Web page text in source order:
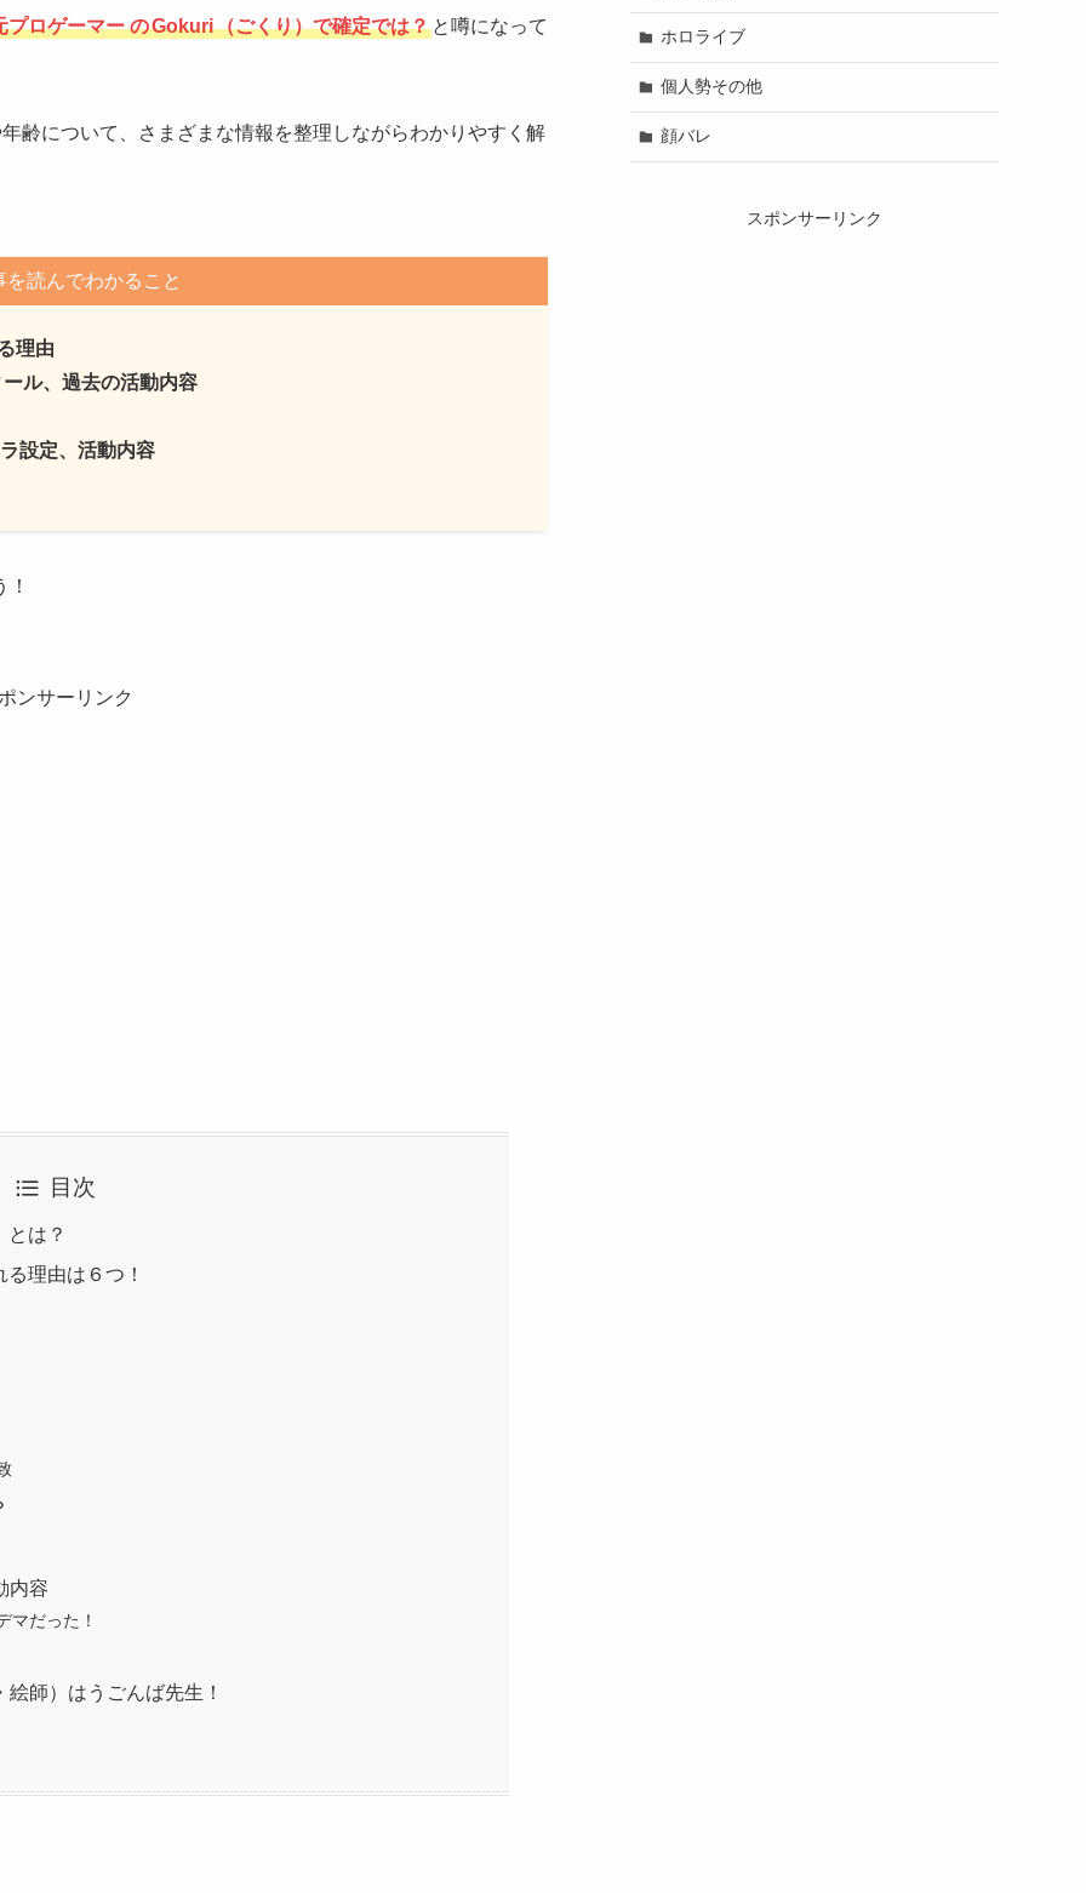
プロゲーマー のGokuri（ごくり）で確定では？ と噂になって
齢について、さまざまな情報を整理しながらわかりやすく解
を読んでわかること
理由
ル、過去の活動内容
設定、活動内容
ンサーリンク
目次
とは？
理由は６つ！
内容
マだった！
師）はうごんば先生！
ホロライブ
個人勢その他
顔バレ
スポンサーリンク